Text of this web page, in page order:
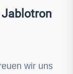
wir uns